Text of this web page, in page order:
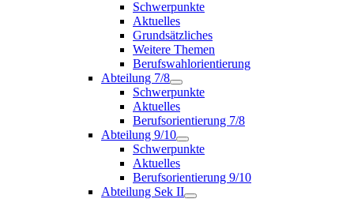
Schwerpunkte
Aktuelles
Grundsätzliches
Weitere Themen
Berufswahlorientierung
Abteilung 7/8
Schwerpunkte
Aktuelles
Berufsorientierung 7/8
Abteilung 9/10
Schwerpunkte
Aktuelles
Berufsorientierung 9/10
Abteilung Sek II